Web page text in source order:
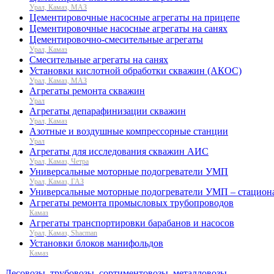
Урал, Камаз, МАЗ
Цементировочные насосные агрегаты на прицепе
Цементировочные насосные агрегаты на санях
Цементировочно-смесительные агрегаты
Урал, Камаз
Смесительные агрегаты на санях
Установки кислотной обработки скважин (АКОС)
Урал, Камаз, МАЗ
Агрегаты ремонта скважин
Урал
Агрегаты депарафинизации скважин
Урал, Камаз
Азотные и воздушные компрессорные станции
Урал
Агрегаты для исследования скважин АИС
Урал, Камаз, Четра
Универсальные моторные подогреватели УМП
Урал, Камаз, ГАЗ
Универсальные моторные подогреватели УМП –
Агрегаты ремонта промысловых трубопроводов
Камаз
Агрегаты транспортировки барабанов и насосов
Урал, Камаз, Shacman
Установки блоков манифольдов
Камаз